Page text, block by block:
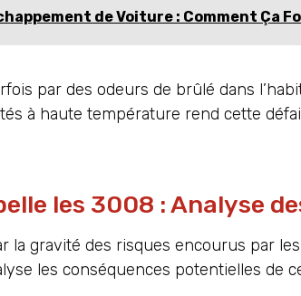
de Voiture : Comment Ça
par des odeurs de brûlé dans
à haute température rend cette
les 3008 : Analyse
la gravité des risques encourus par
les conséquences potentielles de